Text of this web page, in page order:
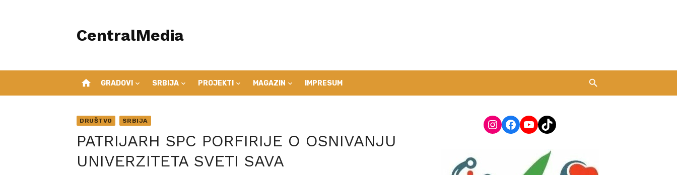
CentralMedia
home GRADOVI SRBIJA PROJEKTI MAGAZIN IMPRESUM
DRUŠTVO SRBIJA
PATRIJARH SPC PORFIRIJE O OSNIVANJU
UNIVERZITETA SVETI SAVA
Instagram
Facebook
YouTube
TikTok